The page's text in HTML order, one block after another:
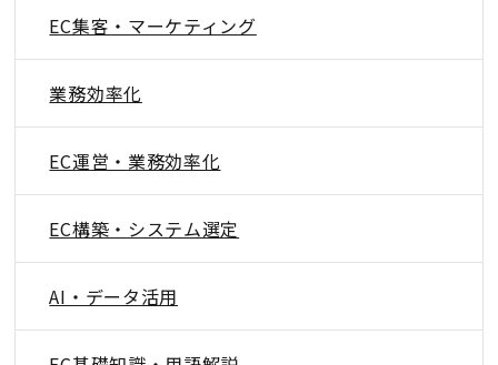
EC集客・マーケティング
業務効率化
EC運営・業務効率化
EC構築・システム選定
AI・データ活用